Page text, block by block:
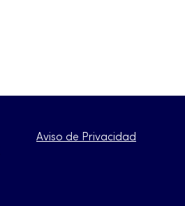
Aviso de Privacidad